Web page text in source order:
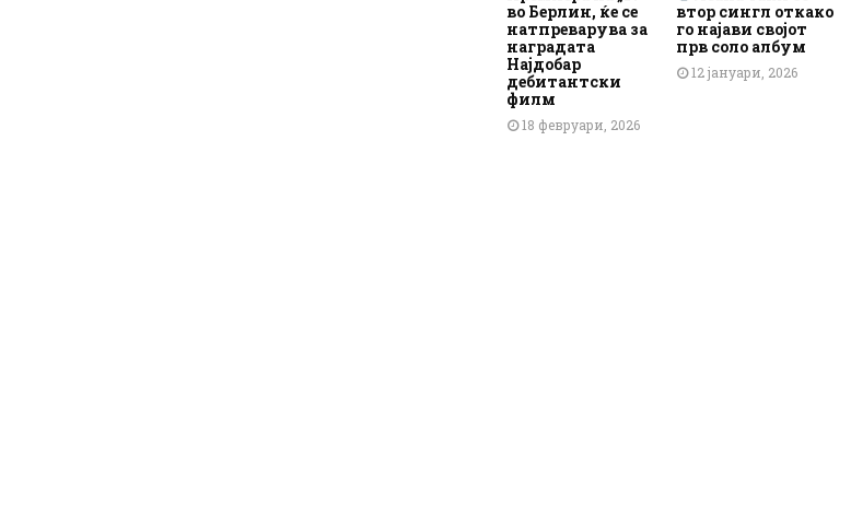
во Берлин, ќе се
натпреварува за
наградата
Најдобар
дебитантски
филм
18 февруари, 2026
втор сингл откако
го најави својот
прв соло албум
12 јануари, 2026